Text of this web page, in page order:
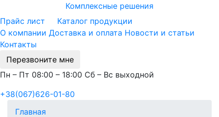
Комплексные решения
Прайс лист
Каталог продукции
О компании Доставка и оплата Новости и статьи
Контакты
Перезвоните мне
Пн – Пт 08:00 – 18:00 Сб – Вс выходной
+38(067)626-01-80
Главная